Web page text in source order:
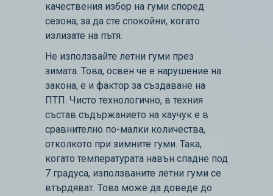
качествения избор на гуми според
сезона, за да сте спокойни, когато
излизате на пътя.
Не използвайте летни гуми през
зимата. Това, освен че е нарушение на
закона, е и фактор за създаване на
ПТП. Чисто технологично, в техния
състав съдържанието на каучук е в
сравнително по-малки количества,
отколкото при зимните гуми. Така,
когато температурата навън спадне под
7 градуса, използваните летни гуми се
втърдяват. Това може да доведе до